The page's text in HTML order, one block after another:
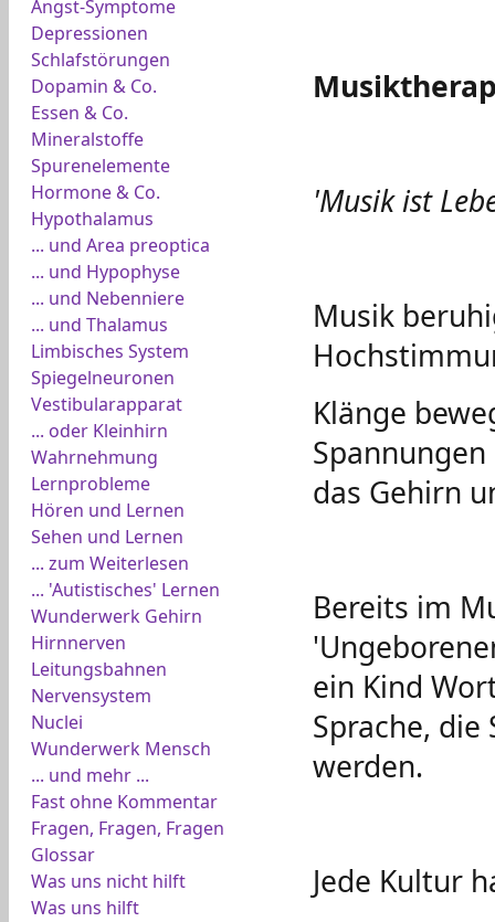
Angst-Symptome
Depressionen
Schlafstörungen
Dopamin & Co.
Essen & Co.
Mineralstoffe
Spurenelemente
Hormone & Co.
Hypothalamus
... und Area preoptica
... und Hypophyse
... und Nebenniere
... und Thalamus
Limbisches System
Spiegelneuronen
Vestibularapparat
... oder Kleinhirn
Wahrnehmung
Lernprobleme
Hören und Lernen
Sehen und Lernen
... zum Weiterlesen
... 'Autistisches' Lernen
Wunderwerk Gehirn
Hirnnerven
Leitungsbahnen
Nervensystem
Nuclei
Wunderwerk Mensch
... und mehr ...
Fast ohne Kommentar
Fragen, Fragen, Fragen
Glossar
Was uns nicht hilft
Was uns hilft
'Musik ist
Musik
Klänge
das Gehirn
Bereits im
ein Kind
Sprache,
werden.
Jede Kultur